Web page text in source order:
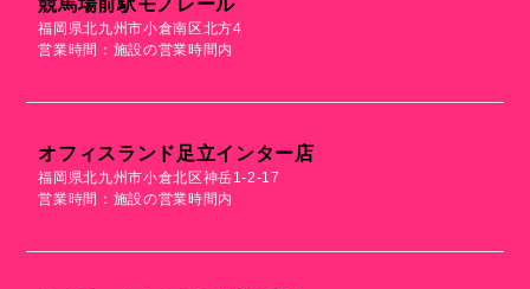
福岡県北九州市小倉南区北方4
営業時間：施設の営業時間内
オフィスランド足立インター店
福岡県北九州市小倉北区神岳1-2-17
営業時間：施設の営業時間内